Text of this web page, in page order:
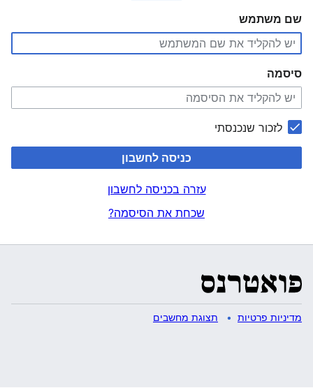
שם משתמש
סיסמה
לזכור שנכנסתי
כניסה לחשבון
עזרה בכניסה לחשבון
שכחת את הסיסמה?
מדיניות פרטיות תצוגת מחשבים